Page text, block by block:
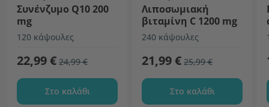
Συνένζυμο Q10 200
mg
120 κάψουλες
22,99 € 24,99 €
Στο καλάθι
Λιποσωμιακή
βιταμίνη C 1200 mg
240 κάψουλες
21,99 € 25,99 €
Στο καλάθι